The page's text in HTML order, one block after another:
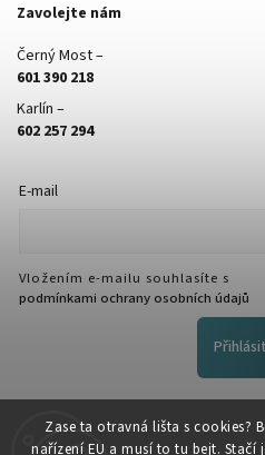
Zase ta otravná lišta s cookies?
nařízení EU a musí to tu bejt.
Zavolejte nám
Černý Most –
601 390 218
Karlín –
602 257 294
E-mail
Vložením e-mailu souhlasíte s
podmínkami ochrany osobních údajů
FACEBOOK